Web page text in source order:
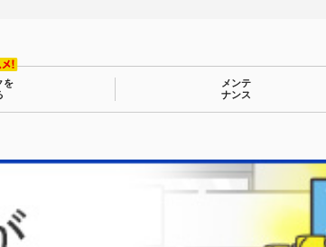
を
メンテ
ナンス